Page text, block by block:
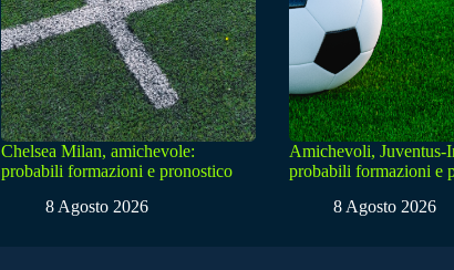
Chelsea Milan, amichevole:
probabili formazioni e pronostico
8 Agosto 2026
Amichevoli, Juventus-
probabili formazioni e
8 Agosto 2026